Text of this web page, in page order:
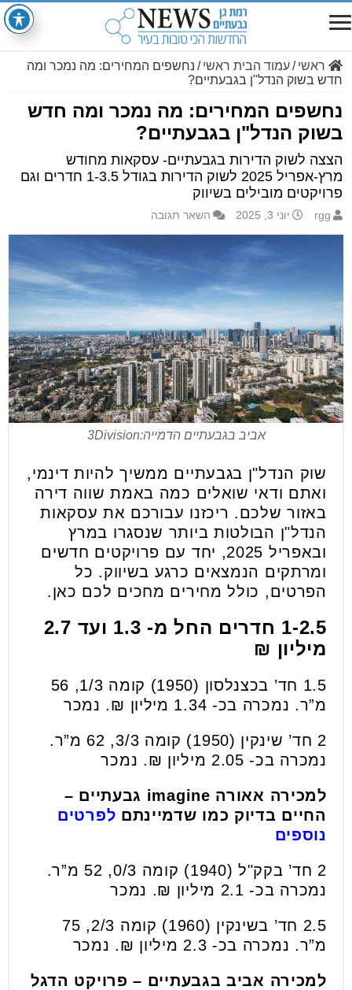
ראשי /עמוד הבית ראשי / נחשפים המחירים: מה נמכר ומה
חדש בשוק הנדל"ן בגבעתיים?
נחשפים המחירים: מה נמכר ומה חדש
בשוק הנדל"ן בגבעתיים?
הצצה לשוק הדירות בגבעתיים- עסקאות מחודש
מרץ-אפריל 2025 לשוק הדירות בגודל 1-3.5 חדרים וגם
פרויקטים מובילים בשיווק
rgg יוני 3, 2025 השאר תגובה
אביב בגבעתיים הדמייה:3Division
שוק הנדל"ן בגבעתיים ממשיך להיות דינמי,
ואתם ודאי שואלים כמה באמת שווה דירה
באזור שלכם. ריכזנו עבורכם את עסקאות
הנדל"ן הבולטות ביותר שנסגרו במרץ
ובאפריל 2025, יחד עם פרויקטים חדשים
ומרתקים הנמצאים כרגע בשיווק. כל
הפרטים, כולל מחירים מחכים לכם כאן.
1-2.5 חדרים החל מ- 1.3 ועד 2.7
מיליון ₪
1.5 חד’ בכצנלסון (1950) קומה 1/3, 56
מ”ר. נמכרה בכ- 1.34 מיליון ₪. נמכר
2 חד’ שינקין (1950) קומה 3/3, 62 מ”ר.
נמכרה בכ- 2.05 מיליון ₪. נמכר
למכירה אאורה imagine גבעתיים –
החיים בדיוק כמו שדמיינתם לפרטים
נוספים
2 חד’ בקק"ל (1940) קומה 0/3, 52 מ”ר.
נמכרה בכ- 2.1 מיליון ₪. נמכר
2.5 חד’ בשינקין (1960) קומה 2/3, 75
מ”ר. נמכרה בכ- 2.3 מיליון ₪. נמכר
למכירה אביב בגבעתיים – פרויקט הדגל